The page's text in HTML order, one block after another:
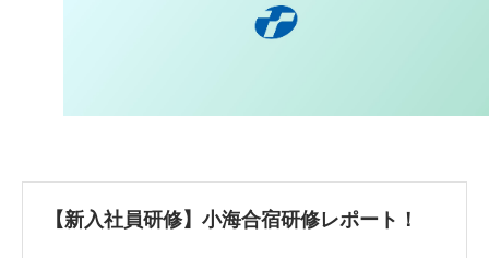
【新入社員研修】小海合宿研修レポート！